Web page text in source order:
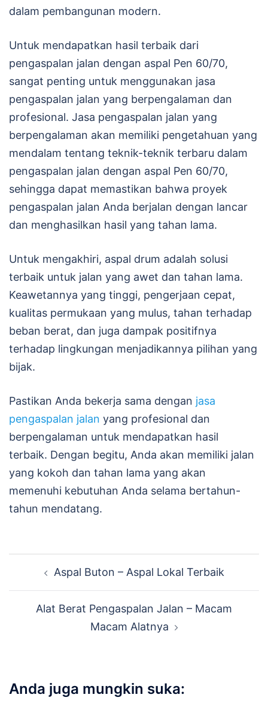
dalam pembangunan modern.
Untuk mendapatkan hasil terbaik dari
pengaspalan jalan dengan aspal Pen 60/70,
sangat penting untuk menggunakan jasa
pengaspalan jalan yang berpengalaman dan
profesional. Jasa pengaspalan jalan yang
berpengalaman akan memiliki pengetahuan yang
mendalam tentang teknik-teknik terbaru dalam
pengaspalan jalan dengan aspal Pen 60/70,
sehingga dapat memastikan bahwa proyek
pengaspalan jalan Anda berjalan dengan lancar
dan menghasilkan hasil yang tahan lama.
Untuk mengakhiri, aspal drum adalah solusi
terbaik untuk jalan yang awet dan tahan lama.
Keawetannya yang tinggi, pengerjaan cepat,
kualitas permukaan yang mulus, tahan terhadap
beban berat, dan juga dampak positifnya
terhadap lingkungan menjadikannya pilihan yang
bijak.
Pastikan Anda bekerja sama dengan jasa
pengaspalan jalan yang profesional dan
berpengalaman untuk mendapatkan hasil
terbaik. Dengan begitu, Anda akan memiliki jalan
yang kokoh dan tahan lama yang akan
memenuhi kebutuhan Anda selama bertahun-
tahun mendatang.
TulisanAspal Buton – Aspal Lokal Terbaik
Alat Berat Pengaspalan Jalan – Macam
Macam Alatnya
Anda juga mungkin suka: